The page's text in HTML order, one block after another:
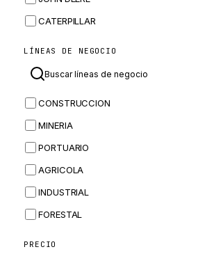
CATERPILLAR
MASSEY FERGUSON
BOBCAT
JCB
KOMATSU
CORTECO
KUBOTA
MERLO
HYUNDAI
LÍNEAS DE NEGOCIO
CONSTRUCCION
MINERIA
PORTUARIO
AGRICOLA
INDUSTRIAL
FORESTAL
PRECIO